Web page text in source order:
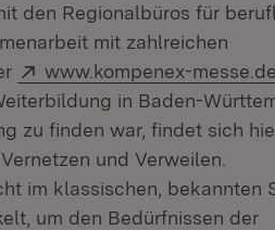
den Regionalbüros für
mit zahlreichen
Extern:
www.kompenex-messe.de
in Baden-
zu finden war, findet sich
und Verweilen.
im klassischen, bekannten
um den Bedürfnissen der